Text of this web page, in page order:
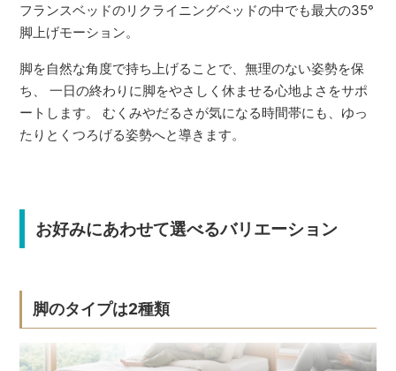
フランスベッドのリクライニングベッドの中でも最大の35°
脚上げモーション。
脚を自然な角度で持ち上げることで、無理のない姿勢を保
ち、 一日の終わりに脚をやさしく休ませる心地よさをサポ
ートします。 むくみやだるさが気になる時間帯にも、ゆっ
たりとくつろげる姿勢へと導きます。
お好みにあわせて選べるバリエーション
脚のタイプは2種類